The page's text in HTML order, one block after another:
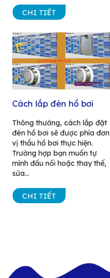
CHI TIẾT
Cách lắp đèn hồ bơi
Thông thường, cách lắp đặt
đèn hồ bơi sẽ được phía đơn
vị thầu hồ bơi thực hiện.
Trường hợp bạn muốn tự
mình đấu nối hoặc thay thế,
sửa...
CHI TIẾT